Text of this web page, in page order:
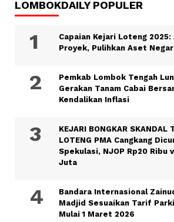
LOMBOKDAILY POPULER
Capaian Kejari Loteng 2025:
Proyek, Pulihkan Aset
Pemkab Lombok Tengah
Gerakan Tanam Cabai
Kendalikan Inflasi
KEJARI BONGKAR SKANDAL
LOTENG PMA Cangkang
Spekulasi, NJOP Rp20 Ribu
Juta
Bandara Internasional
Madjid Sesuaikan Tarif
Mulai 1 Maret 2026